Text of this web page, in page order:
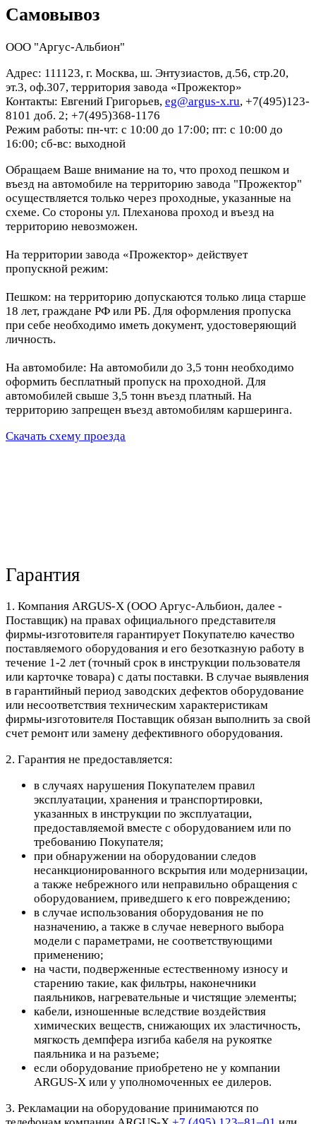
Самовывоз
ООО "Аргус-Альбион"
Адрес: 111123, г. Москва, ш. Энтузиастов, д.56, стр.20,
эт.3, оф.307, территория завода «Прожектор»
Контакты: Евгений Григорьев, eg@argus-x.ru, +7(495)123-
8101 доб. 2; +7(495)368-1176
Режим работы: пн-чт: с 10:00 до 17:00; пт: с 10:00 до
16:00; сб-вс: выходной
Обращаем Ваше внимание на то, что проход пешком и
въезд на автомобиле на территорию завода "Прожектор"
осуществляется только через проходные, указанные на
схеме. Со стороны ул. Плеханова проход и въезд на
территорию невозможен.
На территории завода «Прожектор» действует
пропускной режим:
Пешком: на территорию допускаются только лица старше
18 лет, граждане РФ или РБ. Для оформления пропуска
при себе необходимо иметь документ, удостоверяющий
личность.
На автомобиле: На автомобили до 3,5 тонн необходимо
оформить бесплатный пропуск на проходной. Для
автомобилей свыше 3,5 тонн въезд платный. На
территорию запрещен въезд автомобилям каршеринга.
Скачать схему проезда
Гарантия
1. Компания ARGUS-X (ООО Аргус-Альбион, далее -
Поставщик) на правах официального представителя
фирмы-изготовителя гарантирует Покупателю качество
поставляемого оборудования и его безотказную работу в
течение 1-2 лет (точный срок в инструкции пользователя
или карточке товара) с даты поставки. В случае выявления
в гарантийный период заводских дефектов оборудование
или несоответствия техническим характеристикам
фирмы-изготовителя Поставщик обязан выполнить за свой
счет ремонт или замену дефективного оборудования.
2. Гарантия не предоставляется:
в случаях нарушения Покупателем правил
эксплуатации, хранения и транспортировки,
указанных в инструкции по эксплуатации,
предоставляемой вместе с оборудованием или по
требованию Покупателя;
при обнаружении на оборудовании следов
несанкционированного вскрытия или модернизации,
а также небрежного или неправильно обращения с
оборудованием, приведшего к его повреждению;
в случае использования оборудования не по
назначению, а также в случае неверного выбора
модели с параметрами, не соответствующими
применению;
на части, подверженные естественному износу и
старению такие, как фильтры, наконечники
паяльников, нагревательные и чистящие элементы;
кабели, изношенные вследствие воздействия
химических веществ, снижающих их эластичность,
мягкость демпфера изгиба кабеля на рукоятке
паяльника и на разъеме;
если оборудование приобретено не у компании
ARGUS-X или у уполномоченных ее дилеров.
3. Рекламации на оборудование принимаются по